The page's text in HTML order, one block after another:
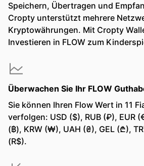
Speichern, Übertragen und
Cropty unterstützt mehrere
Kryptowährungen. Mit Cropty
Investieren in FLOW zum
Überwachen Sie Ihr FLOW
Sie können Ihren Flow Wert in 11
verfolgen: USD ($), RUB (₽), EUR
(฿), KRW (₩), UAH (₴), GEL (₾),
(R$).